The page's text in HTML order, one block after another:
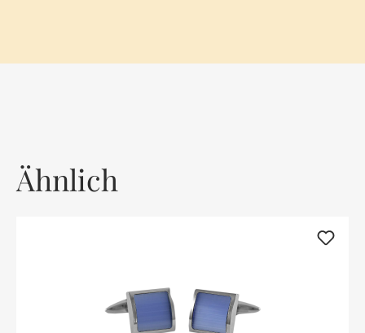
Ähnlich